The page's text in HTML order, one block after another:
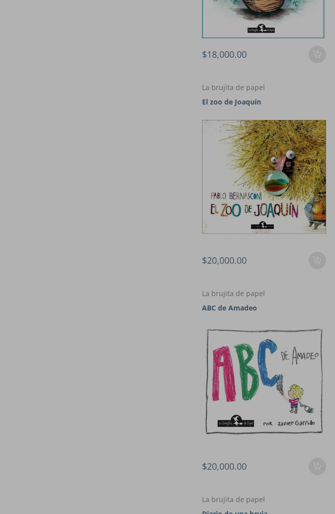
$18,000.00
La brujita de papel
El zoo de Joaquín
$20,000.00
La brujita de papel
ABC de Amadeo
$20,000.00
La brujita de papel